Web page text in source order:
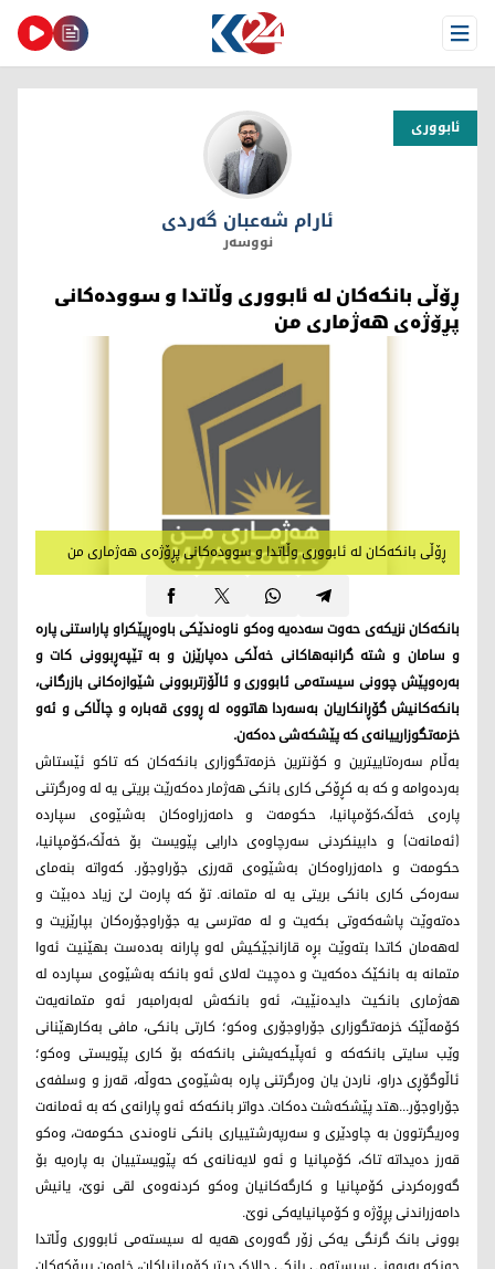
Open Menu
ئابووری
ئارام شەعبان گەردی
ئارام شەعبان گەردی
نووسەر
ڕۆڵی بانکەکان لە ئابووری وڵاتدا و سوودەکانی
پڕۆژەی هەژماری من
ڕۆڵی بانکەکان لە ئابووری وڵاتدا و سوودەکانی پڕۆژەی هەژماری من
بانکەکان نزیکەی حەوت سەدەیە وەکو ناوەندێکی باوەڕپێکراو پاراستنی پارە
و سامان و شتە گرانبەهاکانی خەڵکی دەپارێزن و بە تێپەڕبوونی کات و
بەرەوپێش چوونی سیستەمی ئابووری و ئاڵۆزتربوونی شێوازەکانی بازرگانی،
بانکەکانیش گۆڕانکاریان بەسەردا هاتووە لە ڕووی قەبارە و چاڵاکی و ئەو
خزمەتگوزارییانەی کە پێشکەشی دەکەن.
بەڵام سەرەتاییترین و کۆنترین خزمەتگوزاری بانکەکان کە تاکو ئێستاش
بەردەوامە و کە بە کڕۆکی کاری بانکی هەژمار دەکەرێت بریتی یە لە وەرگرتنی
پارەی خەڵک،کۆمپانیا، حکومەت و دامەزراوەکان بەشێوەی سپاردە
(ئەمانەت) و دابینکردنی سەرچاوەی دارایی پێویست بۆ خەڵک،کۆمپانیا،
حکومەت و دامەزراوەکان بەشێوەی قەرزی جۆراوجۆر. کەواتە بنەمای
سەرەکی کاری بانکی بریتی یە لە متمانە. تۆ کە پارەت لێ زیاد دەبێت و
دەتەوێت پاشەکەوتی بکەیت و لە مەترسی یە جۆراوجۆرەکان بپارێزیت و
لەهەمان کاتدا بتەوێت بڕە قازانجێکیش لەو پارانە بەدەست بهێنیت ئەوا
متمانە بە بانکێک دەکەیت و دەچیت لەلای ئەو بانکە بەشێوەی سپاردە لە
هەژماری بانکیت دایدەنێیت، ئەو بانکەش لەبەرامبەر ئەو متمانەیەت
کۆمەڵێک خزمەتگوزاری جۆراوجۆری وەکو؛ کارتی بانکی، مافی بەکارهێنانی
وێب سایتی بانکەکە و ئەپڵیکەیشنی بانکەکە بۆ کاری پێویستی وەکو؛
ئاڵوگۆڕی دراو، ناردن یان وەرگرتنی پارە بەشێوەی حەوڵە، قەرز و وسلفەی
جۆراوجۆر...هتد پێشکەشت دەکات. دواتر بانکەکە ئەو پارانەی کە بە ئەمانەت
وەریگرتوون بە چاودێری و سەرپەرشتییاری بانکی ناوەندی حکومەت، وەکو
قەرز دەیداتە تاک، کۆمپانیا و ئەو لایەنانەی کە پێویستییان بە پارەیە بۆ
گەورەکردنی کۆمپانیا و کارگەکانیان وەکو کردنەوەی لقی نوێ، یانیش
دامەزراندنی پڕۆژە و کۆمپانیایەکی نوێ.
بوونی بانک گرنگی یەکی زۆر گەورەی هەیە لە سیستەمی ئابووری وڵاتدا